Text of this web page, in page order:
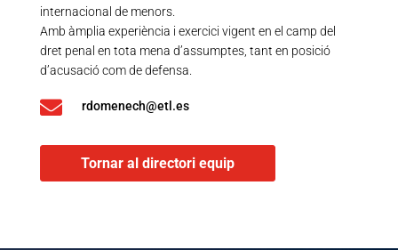
internacional de menors.
Amb àmplia experiència i exercici vigent en el camp del
dret penal en tota mena d’assumptes, tant en posició
d’acusació com de defensa.
 rdomenech@etl.es
Tornar al directori equip